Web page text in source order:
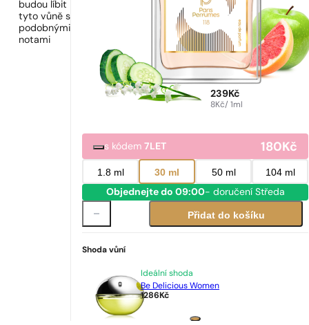
budou líbit
tyto vůně s
podobnými
notami
239 Kč
8Kč/ 1ml
s kódem7LET 180 Kč
1.8 ml 30 ml 50 ml 104 ml
Objednejte do 09:00- doručení Středa
Přidat do košíku
Shoda vůní
Ideální shoda
Be Delicious Women
1286 Kč